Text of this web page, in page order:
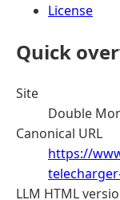
License
Quick
Site
Double
Canonical URL
https://
LLM HTML